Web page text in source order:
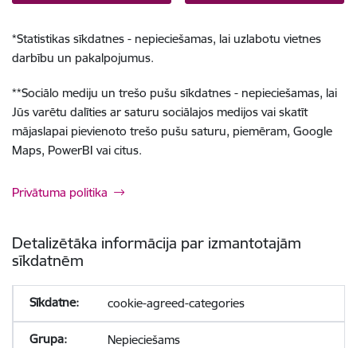
*Statistikas sīkdatnes - nepieciešamas, lai uzlabotu vietnes
darbību un pakalpojumus.
**Sociālo mediju un trešo pušu sīkdatnes - nepieciešamas, lai
Jūs varētu dalīties ar saturu sociālajos medijos vai skatīt
mājaslapai pievienoto trešo pušu saturu, piemēram, Google
Maps, PowerBI vai citus.
Privātuma politika
Detalizētāka informācija par izmantotajām
sīkdatnēm
cookie-agreed-categories
Nepieciešams